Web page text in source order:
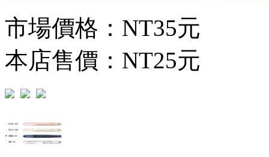
市場價格： NT35元
本店售價： NT25元